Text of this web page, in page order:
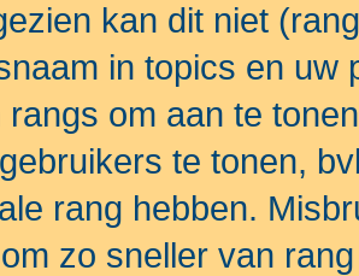
kan dit niet
in topics en uw
rangs om aan te
te tonen,
rang hebben.
zo sneller van